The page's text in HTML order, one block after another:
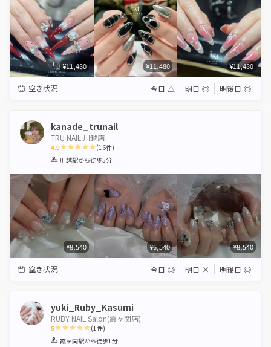
¥11,480 ¥11,480 ¥11,480
空き状況 今日 △ 明日 ◎ 明後日 ◎
kanade_trunail
TRU NAIL 川越店
4.9
1 2 3 4 5
(16件)
川越駅から徒歩5分
¥8,540 ¥6,540 ¥8,540
空き状況 今日 ◎ 明日 × 明後日 ◎
yuki_Ruby_Kasumi
RUBY NAIL Salon(霞ヶ関店)
5
1 2 3 4 5
(1件)
霞ヶ関駅から徒歩1分